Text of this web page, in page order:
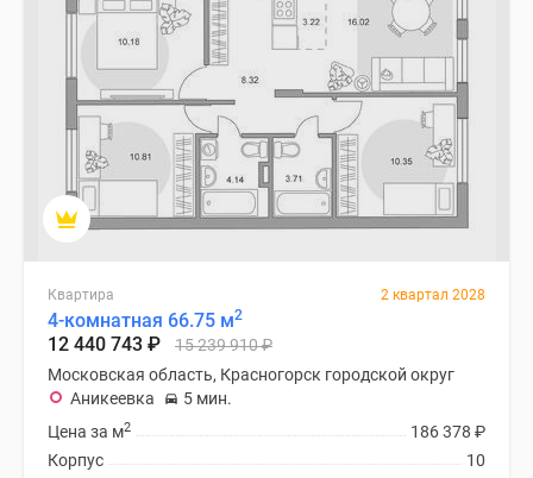
новостроек
новостроек
Экология
Москвы
Подмосковья
Студии
комнатные
комнатные
Квартира 2 квартал 2028
4-комнатная 66.75 м2
12 440 743 ₽ 15 239 910₽
Московская область, Красногорск городской округ
Аникеевка
5 мин.
186 378 ₽
Цена за м2
10
Корпус